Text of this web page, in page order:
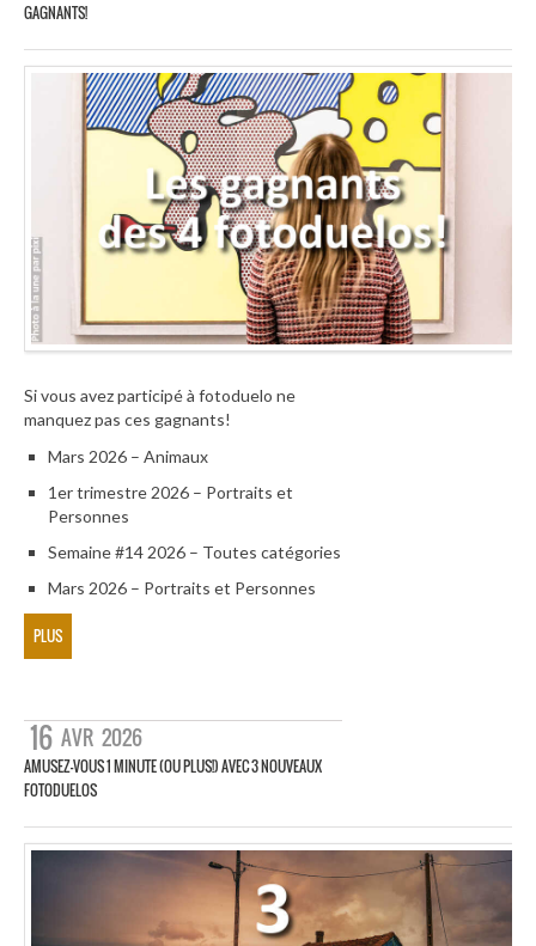
GAGNANTS!
Si vous avez participé à fotoduelo ne
manquez pas ces gagnants!
Mars 2026 – Animaux
1er trimestre 2026 – Portraits et
Personnes
Semaine #14 2026 – Toutes catégories
Mars 2026 – Portraits et Personnes
PLUS
16 AVR 2026
AMUSEZ-VOUS 1 MINUTE (OU PLUS!) AVEC 3 NOUVEAUX
FOTODUELOS